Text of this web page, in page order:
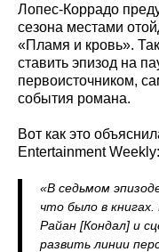
Лопес-Коррадо
сезона местами
«Пламя и кровь».
ставить эпизод на
первоисточником,
события романа.
Вот как это
Entertainment Weekly:
«В седьмом
что было в
Райан [Кондал] и
развить линии